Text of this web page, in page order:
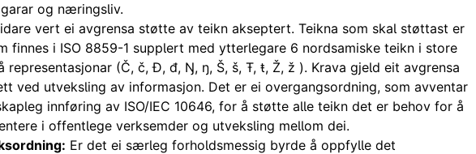
og næringsliv.
vert ei avgrensa støtte av teikn akseptert. Teikna som skal støttast er
finnes i ISO 8859-1 supplert med ytterlegare 6 nordsamiske teikn i store
representasjonar (Č, č, Đ, đ, Ŋ, ŋ, Š, š, Ŧ, ŧ, Ž, ž ). Krava gjeld eit avgrensa
ved utveksling av informasjon. Det er ei overgangsordning, som avventar
innføring av ISO/IEC 10646, for å støtte alle teikn det er behov for å
i offentlege verksemder og utveksling mellom dei.
Er det ei særleg forholdsmessig byrde å oppfylle det